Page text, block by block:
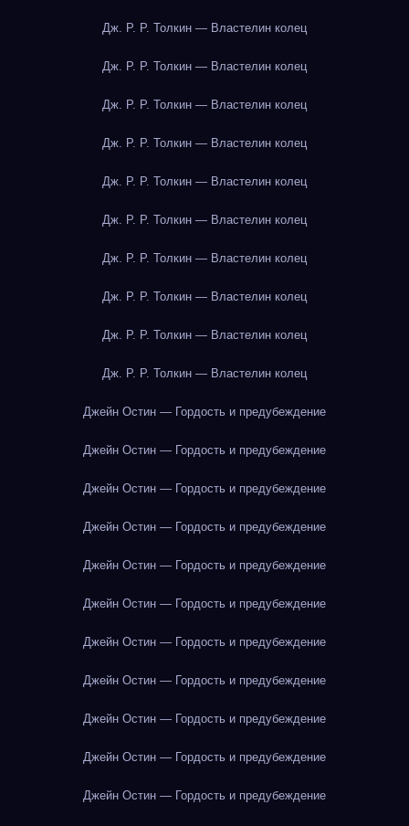
Дж. Р. Р. Толкин — Властелин колец
Дж. Р. Р. Толкин — Властелин колец
Дж. Р. Р. Толкин — Властелин колец
Дж. Р. Р. Толкин — Властелин колец
Дж. Р. Р. Толкин — Властелин колец
Дж. Р. Р. Толкин — Властелин колец
Дж. Р. Р. Толкин — Властелин колец
Дж. Р. Р. Толкин — Властелин колец
Дж. Р. Р. Толкин — Властелин колец
Дж. Р. Р. Толкин — Властелин колец
Джейн Остин — Гордость и предубеждение
Джейн Остин — Гордость и предубеждение
Джейн Остин — Гордость и предубеждение
Джейн Остин — Гордость и предубеждение
Джейн Остин — Гордость и предубеждение
Джейн Остин — Гордость и предубеждение
Джейн Остин — Гордость и предубеждение
Джейн Остин — Гордость и предубеждение
Джейн Остин — Гордость и предубеждение
Джейн Остин — Гордость и предубеждение
Джейн Остин — Гордость и предубеждение